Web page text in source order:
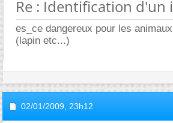
Re : Identification d'un
es_ce dangereux pour les
(lapin etc...)
02/01/2009, 23h12